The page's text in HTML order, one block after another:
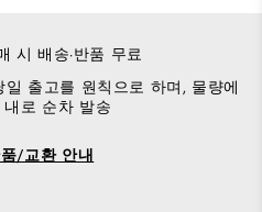
시 배송·반품 무료
출고를 원칙으로 하며, 물량에
내로 순차 발송
/교환 안내